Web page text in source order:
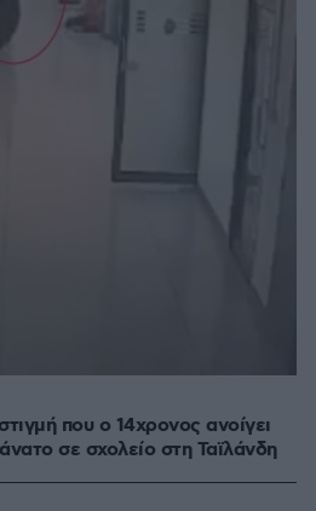
που ο 14χρονος ανοίγει
σε σχολείο στη Ταϊλάνδη